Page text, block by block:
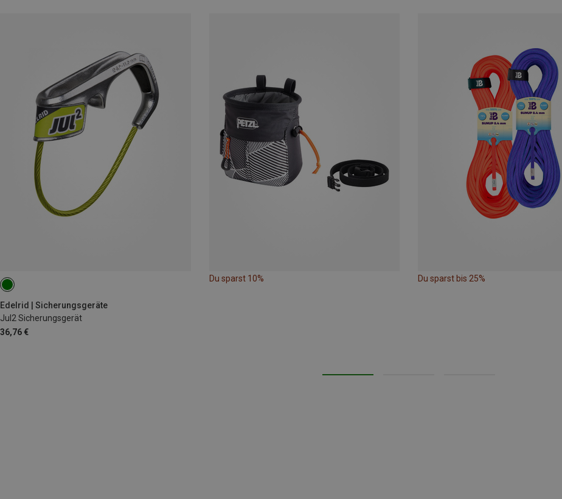
Edelrid | Sicherungsgeräte
Jul2 Sicherungsgerät
36,76 €
Du sparst 10% Du sparst bis 25%